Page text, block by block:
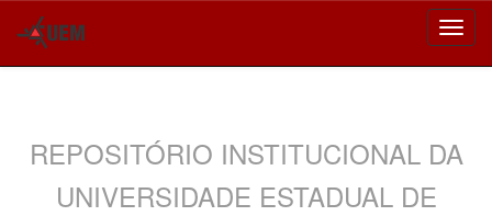
REPOSITÓRIO INSTITUCIONAL DA
UNIVERSIDADE ESTADUAL DE